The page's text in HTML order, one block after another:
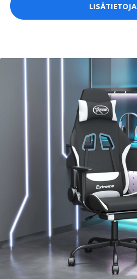
LISÄTIETOJA